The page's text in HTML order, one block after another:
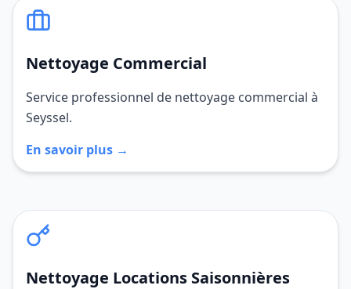
Nettoyage Commercial
Service professionnel de nettoyage commercial à
Seyssel.
En savoir plus →
Nettoyage Locations Saisonnières